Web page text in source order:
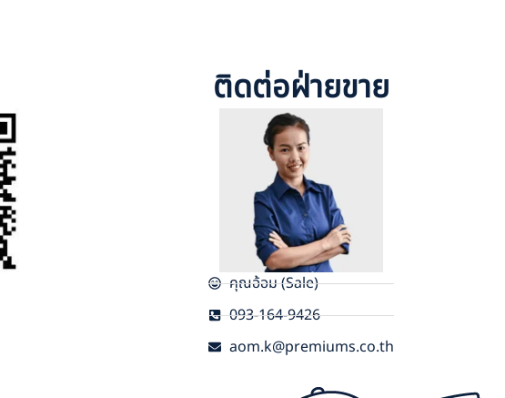
ติดต่อฝ่ายขาย
คุณอ้อม (Sale)
093-164-9426
aom.k@premiums.co.th